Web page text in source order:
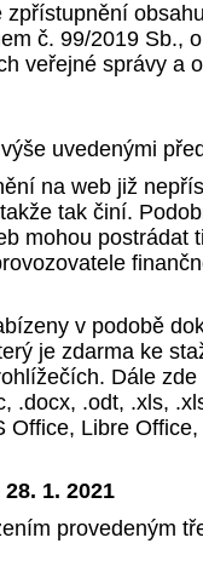
č. 99/2019
veřejné správy
uvedenými
na web již
tak činí.
mohou
v podobě
je zdarma ke
Dále
.docx, .odt, .xls,
Libre
1. 2021
provedeným